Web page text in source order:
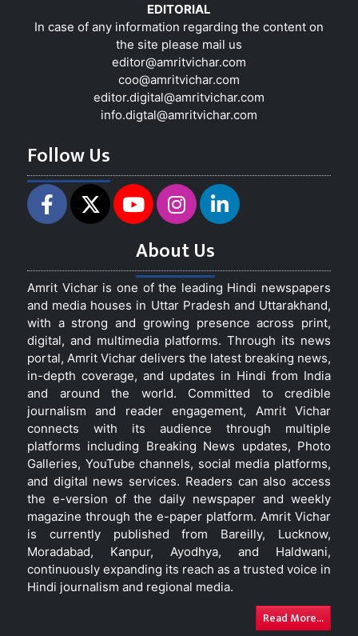
EDITORIAL
In case of any information regarding the content on
the site please mail us
editor@amritvichar.com
coo@amritvichar.com
editor.digital@amritvichar.com
info.digtal@amritvichar.com
Follow Us
About Us
Amrit Vichar is one of the leading Hindi newspapers
and media houses in Uttar Pradesh and Uttarakhand,
with a strong and growing presence across print,
digital, and multimedia platforms. Through its news
portal, Amrit Vichar delivers the latest breaking news,
in-depth coverage, and updates in Hindi from India
and around the world. Committed to credible
journalism and reader engagement, Amrit Vichar
connects with its audience through multiple
platforms including Breaking News updates, Photo
Galleries, YouTube channels, social media platforms,
and digital news services. Readers can also access
the e-version of the daily newspaper and weekly
magazine through the e-paper platform. Amrit Vichar
is currently published from Bareilly, Lucknow,
Moradabad, Kanpur, Ayodhya, and Haldwani,
continuously expanding its reach as a trusted voice in
Hindi journalism and regional media.
Read More...